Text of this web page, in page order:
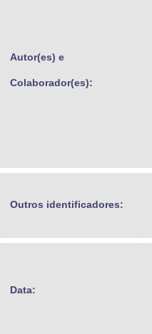
Autor(es) e
Colaborador(es):
Outros identificadores:
Data: